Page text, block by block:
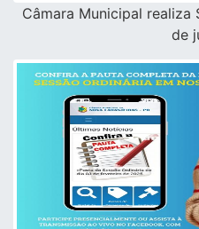
Câmara Municipal realiza
de